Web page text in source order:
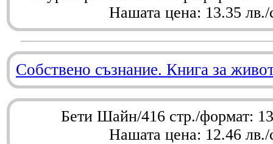
Нашата цена: 13.35 лв./
Собствено съзнание. Книга за
Бети Шайн/416 стр./формат:
Нашата цена: 12.46 лв./